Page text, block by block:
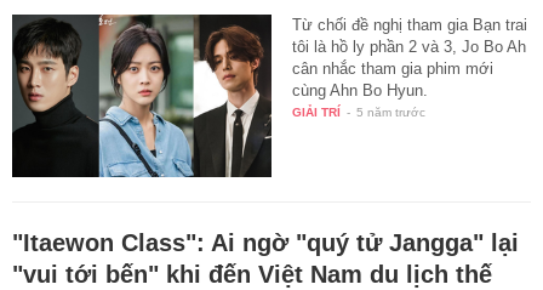
Từ chối đề nghị tham gia Bạn trai
tôi là hồ ly phần 2 và 3, Jo Bo Ah
cân nhắc tham gia phim mới
cùng Ahn Bo Hyun.
GIẢI TRÍ - 5 năm trước
"Itaewon Class": Ai ngờ "quý tử Jangga" lại
"vui tới bến" khi đến Việt Nam du lịch thế